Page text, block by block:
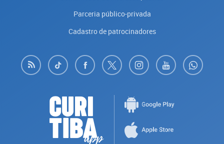
Parceria público-privada
Cadastro de patrocinadores